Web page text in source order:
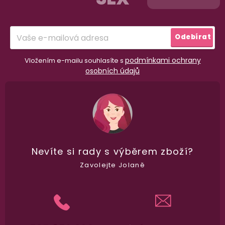
98% spokojenost
Vložením e-mailu souhlasíte s podmínkami ochrany
osobních údajů
Odebírat
Nevíte si rady s výběrem zboží?
Zavolejte Jolaně